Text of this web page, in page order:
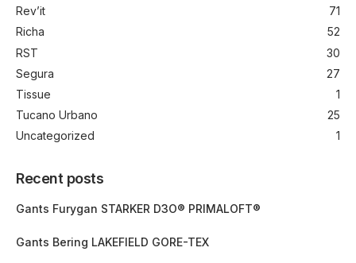
Rev’it
71
Richa
52
RST
30
Segura
27
Tissue
1
Tucano Urbano
25
Uncategorized
1
Recent posts
Gants Furygan STARKER D3O® PRIMALOFT®
Gants Bering LAKEFIELD GORE-TEX